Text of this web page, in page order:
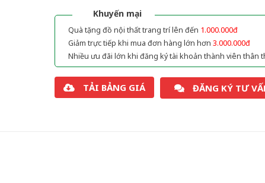
Khuyến mại
Quà tặng đồ nội thất trang trí lên đến 1.000.000đ
Giảm trực tiếp khi mua đơn hàng lớn hơn 3.000.000đ
Nhiều ưu đãi lớn khi đăng ký tài khoản thành viên thân
TẢI BẢNG GIÁ ĐĂNG KÝ TƯ